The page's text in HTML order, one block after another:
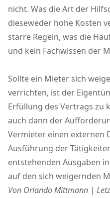
nicht. Was die Art der
dieseweder hohe Kosten
starre Regeln, was die
und kein Fachwissen der
Sollte ein Mieter sich
verrichten, ist der
Erfüllung des Vertrags zu
auch dann der
Vermieter einen externen
Ausführung der
entstehenden Ausgaben
auf den sich weigernden
Von Orlando Mittmann |